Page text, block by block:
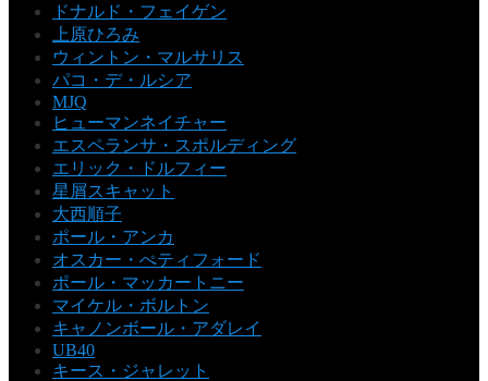
ドナルド・フェイゲン
上原ひろみ
ウィントン・マルサリス
パコ・デ・ルシア
MJQ
ヒューマンネイチャー
エスペランサ・スポルディング
エリック・ドルフィー
星屑スキャット
大西順子
ポール・アンカ
オスカー・ぺティフォード
ポール・マッカートニー
マイケル・ボルトン
キャノンボール・アダレイ
UB40
キース・ジャレット